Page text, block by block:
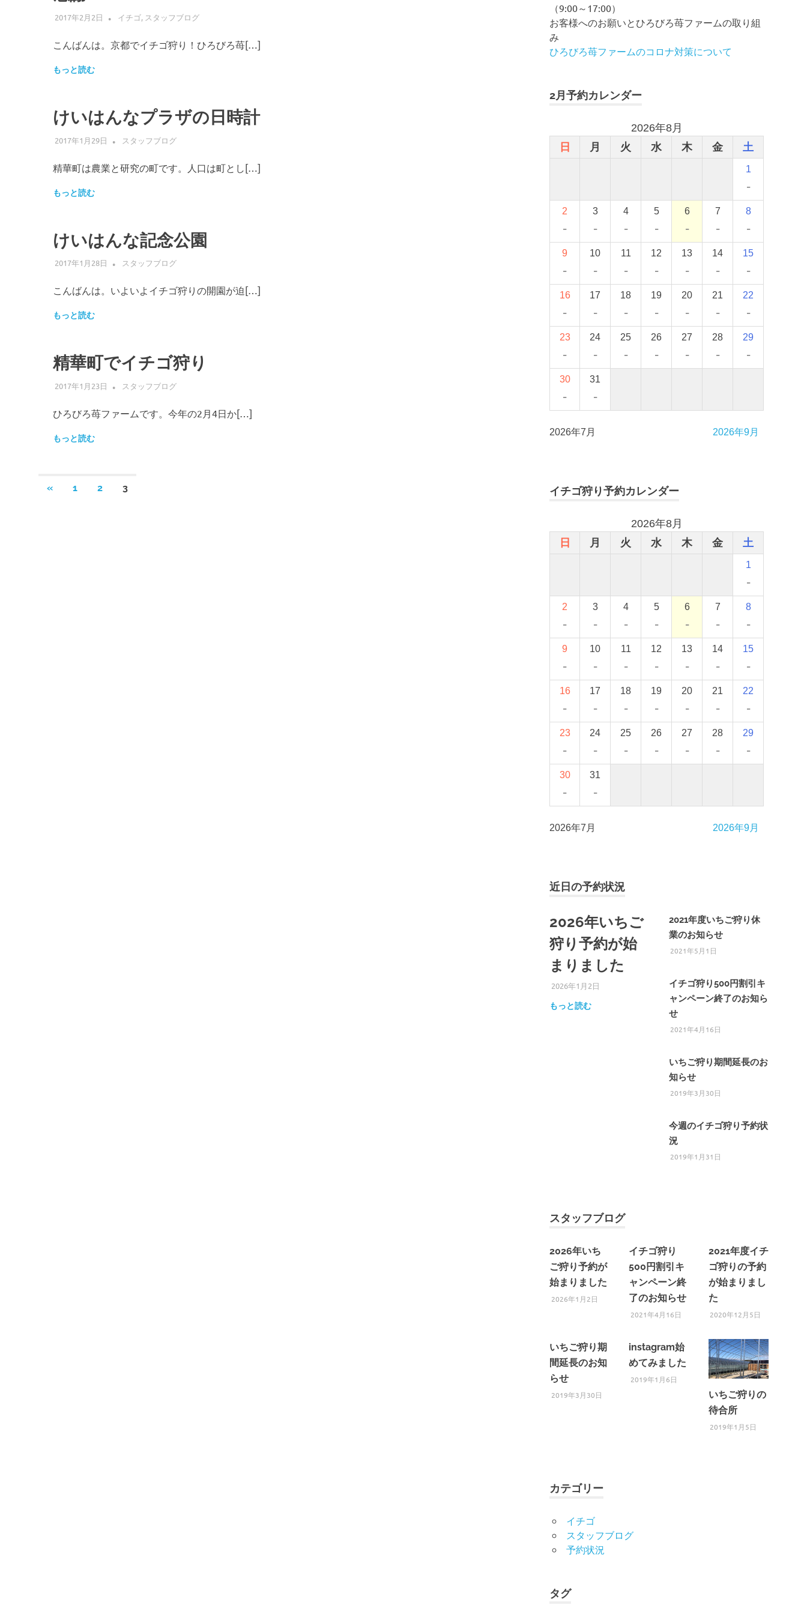
2017年2月2日 ADMIN
イチゴ, スタッフブログ
こんばんは。京都でイチゴ狩り！ひろびろ苺[…]
もっと読む
けいはんなプラザの日時計
2017年1月29日 ADMIN
スタッフブログ
精華町は農業と研究の町です。人口は町とし[…]
もっと読む
けいはんな記念公園
2017年1月28日 ADMIN
スタッフブログ
こんばんは。いよいよイチゴ狩りの開園が迫[…]
もっと読む
精華町でイチゴ狩り
2017年1月23日 ADMIN
スタッフブログ
ひろびろ苺ファームです。今年の2月4日か[…]
もっと読む
投
«前
1 2 3
（9:00～17:00）
お客様へのお願いとひろびろ苺ファームの取り組
み
ひろびろ苺ファームのコロナ対策について
2月予約カレンダー
2026年8月
日
月 火 水 木 金 土
1
-
2
-
3
-
4
-
5
-
6
-
7
-
8
-
9
-
10
-
11
-
12
-
13
-
14
-
15
-
16
-
17
-
18
-
19
-
20
-
21
-
22
-
23
-
24
-
25
-
26
-
27
-
28
-
29
-
30
-
31
-
2026年7月 2026年9月
イチゴ狩り予約カレンダー
2026年8月
日
月 火 水 木 金 土
1
-
2
-
3
-
4
-
5
-
6
-
7
-
8
-
9
-
10
-
11
-
12
-
13
-
14
-
15
-
16
-
17
-
18
-
19
-
20
-
21
-
22
-
23
-
24
-
25
-
26
-
27
-
28
-
29
-
30
-
31
-
2026年7月 2026年9月
近日の予約状況
2026年いちご
狩り予約が始
まりました
2026年1月2日 ひろびろ苺ファーム
もっと読む
2021年度いちご狩り休
業のお知らせ
2021年5月1日
イチゴ狩り500円割引キ
ャンペーン終了のお知ら
せ
2021年4月16日
いちご狩り期間延長のお
知らせ
2019年3月30日
今週のイチゴ狩り予約状
況
2019年1月31日
スタッフブログ
2026年いち
ご狩り予約が
始まりました
2026年1月2日
イチゴ狩り
500円割引キ
ャンペーン終
了のお知らせ
2021年4月16日
2021年度イチ
ゴ狩りの予約
が始まりまし
た
2020年12月5日
いちご狩り期
間延長のお知
らせ
2019年3月30日
instagram始
めてみました
2019年1月6日
いちご狩りの
待合所
2019年1月5日
カテゴリー
イチゴ
スタッフブログ
予約状況
タグ